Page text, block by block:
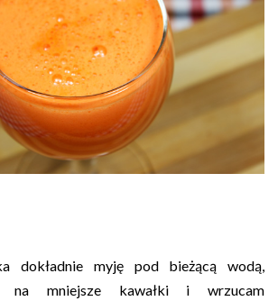
dokładnie myję pod bieżącą wodą,
na mniejsze kawałki i wrzucam